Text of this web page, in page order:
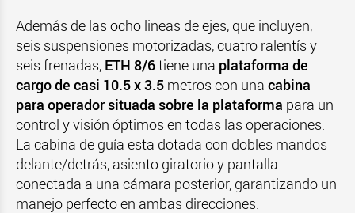
Además de las ocho lineas de ejes, que incluyen,
seis suspensiones motorizadas, cuatro ralentís y
seis frenadas, ETH 8/6tiene una plataforma de
cargo de casi 10.5 x 3.5 metros con una cabina
para operador situada sobre la plataforma para un
control y visión óptimos en todas las operaciones.
La cabina de guía esta dotada con dobles mandos
delante/detrás, asiento giratorio y pantalla
conectada a una cámara posterior, garantizando un
manejo perfecto en ambas direcciones.